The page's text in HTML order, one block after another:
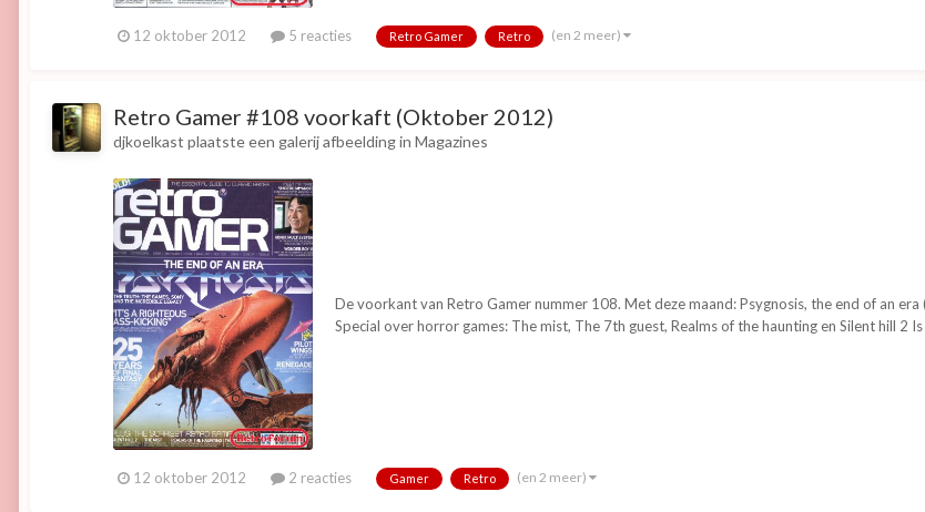
12 oktober 2012 5 reacties Retro Gamer Retro (en 2 meer)
Retro Gamer #108 voorkaft (Oktober 2012)
djkoelkast plaatste een galerij afbeelding in Magazines
De voorkant van Retro Gamer nummer 108. Met deze maand: Psygnosis, the end of an
Special over horror games: The mist, The 7th guest, Realms of the haunting en Silent hill 2 Is
12 oktober 2012 2 reacties Gamer Retro (en 2 meer)